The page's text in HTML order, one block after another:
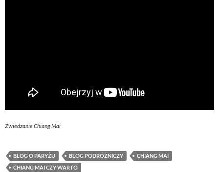
Zwiedzanie Chiang Mai
BLOG O PARYŻU BLOG PODRÓŻNICZY
CHIANG MAI
CHIANG MAI CZY WARTO